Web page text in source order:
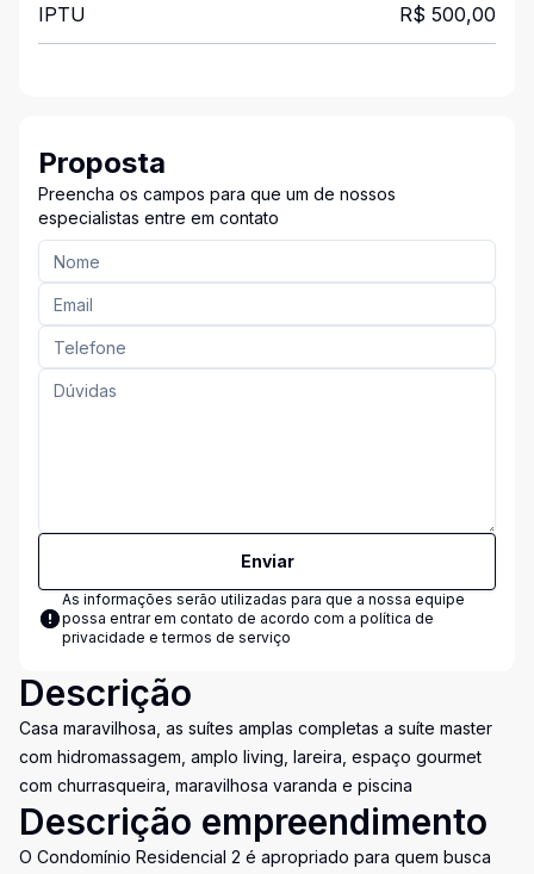
IPTU R$ 500,00
Proposta
Preencha os campos para que um de nossos
especialistas entre em contato
Enviar
As informações serão utilizadas para que a nossa equipe
possa entrar em contato de acordo com a política de
privacidade e termos de serviço
Descrição
Casa maravilhosa, as suítes amplas completas a suíte master
com hidromassagem, amplo living, lareira, espaço gourmet
com churrasqueira, maravilhosa varanda e piscina
Descrição empreendimento
O Condomínio Residencial 2 é apropriado para quem busca